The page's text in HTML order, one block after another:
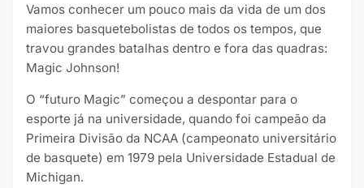
Vamos conhecer um pouco mais da vida de um dos
maiores basquetebolistas de todos os tempos, que
travou grandes batalhas dentro e fora das quadras:
Magic Johnson!
O “futuro Magic” começou a despontar para o
esporte já na universidade, quando foi campeão da
Primeira Divisão da NCAA (campeonato universitário
de basquete) em 1979 pela Universidade Estadual de
Michigan.